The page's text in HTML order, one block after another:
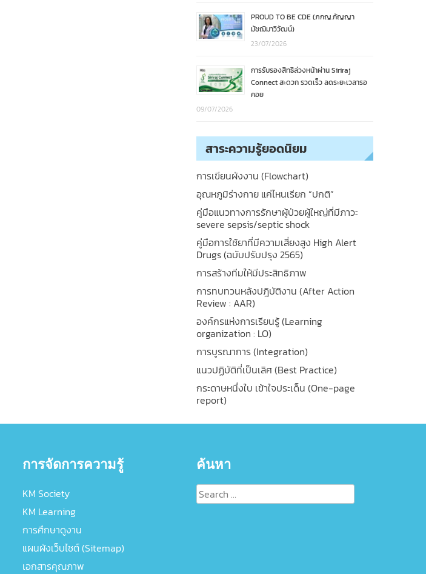
PROUD TO BE CDE (ภกญ.กัญญา
มัชฌิมาวิวัฒน์)
23/07/2026
การรับรองสิทธิล่วงหน้าผ่าน Siriraj
Connect สะดวก รวดเร็ว ลดระยะเวลารอ
คอย
09/07/2026
สาระความรู้ยอดนิยม
การเขียนผังงาน (Flowchart)
อุณหภูมิร่างกาย แค่ไหนเรียก “ปกติ”
คู่มือแนวทางการรักษาผู้ป่วยผู้ใหญ่ที่มีภาวะ
severe sepsis/septic shock
คู่มือการใช้ยาที่มีความเสี่ยงสูง High Alert
Drugs (ฉบับปรับปรุง 2565)
การสร้างทีมให้มีประสิทธิภาพ
การทบทวนหลังปฎิบัติงาน (After Action
Review : AAR)
องค์กรแห่งการเรียนรู้ (Learning
organization : LO)
การบูรณาการ (Integration)
แนวปฏิบัติที่เป็นเลิศ (Best Practice)
กระดาษหนึ่งใบ เข้าใจประเด็น (One-page
report)
การจัดการความรู้
KM Society
KM Learning
การศึกษาดูงาน
แผนผังเว็บไซต์ (Sitemap)
เอกสารคุณภาพ
ค้นหา
Search
for: